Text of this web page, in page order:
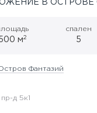
В ОСТРОВЕ
м2
спален
5
Фантазий
д 5к1